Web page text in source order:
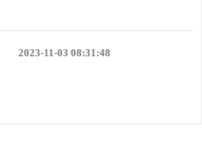
2023-11-03 08:31:48